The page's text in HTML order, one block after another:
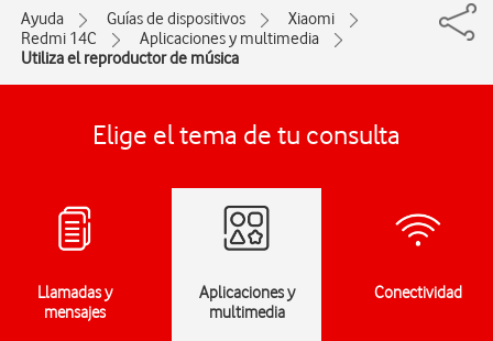
Ayuda Guías de dispositivos
Xiaomi
Redmi 14C
Aplicaciones y multimedia
Utiliza el reproductor de música
Elige el tema de tu consulta
Llamadas y
mensajes
Aplicaciones y
multimedia
Conectividad